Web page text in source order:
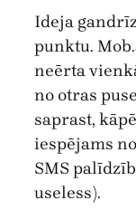
Ideja
punktu.
neērta
no otras
saprast,
iespējams
SMS
useless).